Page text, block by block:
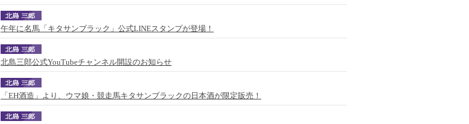
午年に名馬「キタサンブラック」公式LINEスタンプが登場！
北島三郎公式YouTubeチャンネル開設のお知らせ
「EH酒造」より、ウマ娘・競走馬キタサンブラックの日本酒が限定販売！